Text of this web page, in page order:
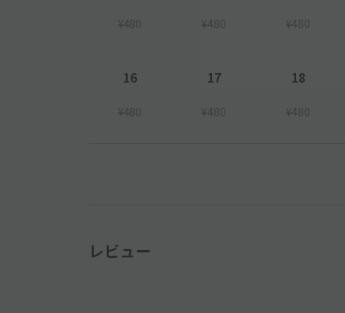
¥480 ¥480 ¥480
16
¥480
17
¥480
18
¥480
レビュー